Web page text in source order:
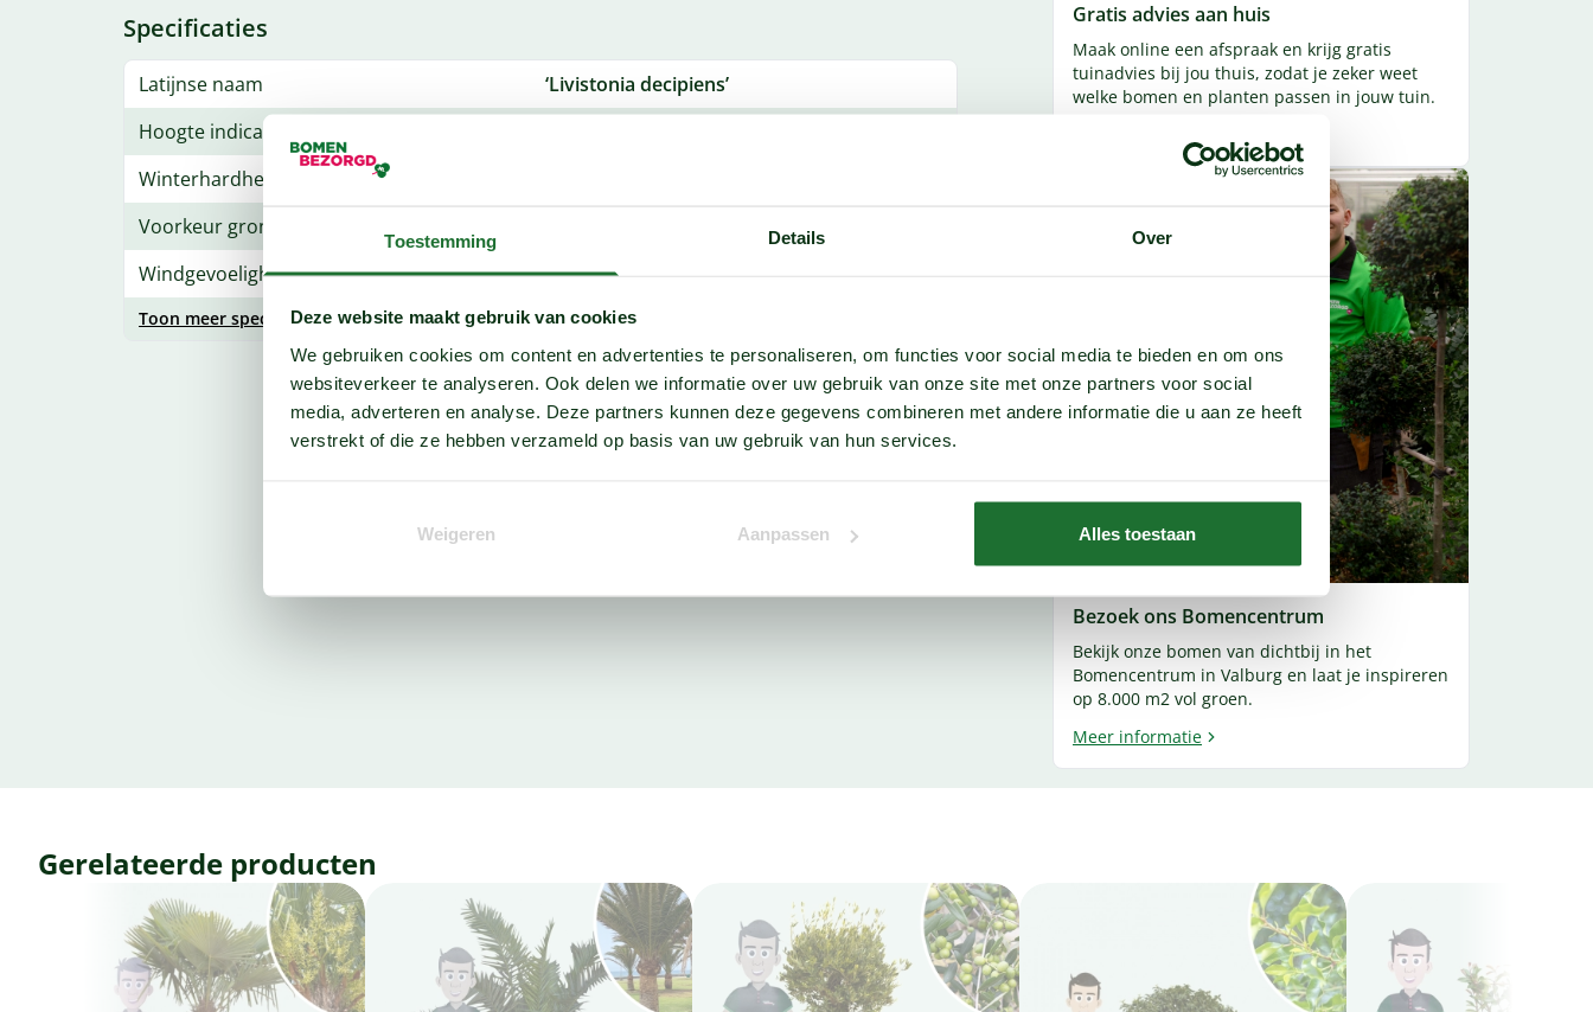
Toestemming Details Over
Deze website maakt gebruik van cookies
We gebruiken cookies om content en advertenties te personaliseren, om functies voor social media te bieden en om ons
websiteverkeer te analyseren. Ook delen we informatie over uw gebruik van onze site met onze partners voor social
media, adverteren en analyse. Deze partners kunnen deze gegevens combineren met andere informatie die u aan ze heeft
verstrekt of die ze hebben verzameld op basis van uw gebruik van hun services.
Weigeren Aanpassen Alles toestaan
Daarom hebben wij ook deze schermpalm in ons assortiment. De Livistonia decipiens kan
maximaal -8/-10 graden celsius verdragen. We raden aan om de schermpalm te houden in
pot of als kuipplant, echter is het ook mogelijk om deze palm in de volle grond te plaatsen.
Goed om te weten is dat de Livistonia decipiens goed tegen een vochtige/natte grond kan.
Ten slotte is de schermpalm erg sterk en heeft weinig last van ziektes of plagen, ook in ons
klimaat!
De totaalhoogte is 175 tot 200 centimeter.
Specificaties
Latijnse naam
‘Livistonia decipiens’
Hoogte indicatie bij levering
Winterhardheid
Voorkeur grondsoort
Windgevoeligheid
Verdraagt wind
Toon meer specificaties
Gratis advies aan huis
Maak online een afspraak en krijg gratis
tuinadvies bij jou thuis, zodat je zeker weet
welke bomen en planten passen in jouw tuin.
Bezoek ons Bomencentrum
Bekijk onze bomen van dichtbij in het
Bomencentrum in Valburg en laat je inspireren
op 8.000 m2 vol groen.
Meer informatie
Gerelateerde producten